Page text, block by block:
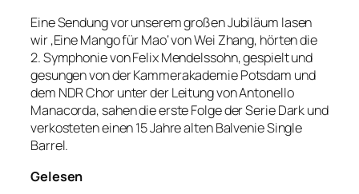
Eine Sendung vor unserem großen Jubiläum lasen
wir ‚Eine Mango für Mao‘ von Wei Zhang, hörten die
2. Symphonie von Felix Mendelssohn, gespielt und
gesungen von der Kammerakademie Potsdam und
dem NDR Chor unter der Leitung von Antonello
Manacorda, sahen die erste Folge der Serie Dark und
verkosteten einen 15 Jahre alten Balvenie Single
Barrel.
Gelesen